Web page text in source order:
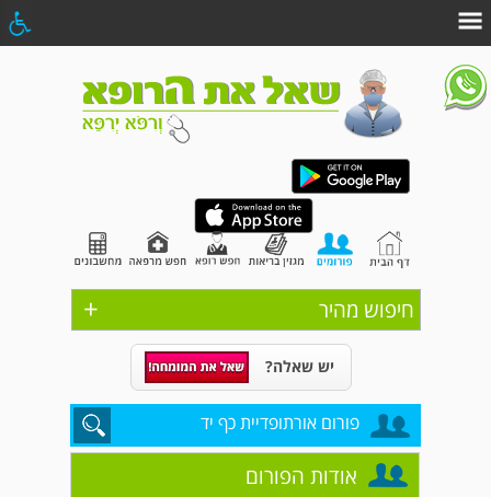
+ חיפוש מהיר
יש שאלה?
פורום אורתופדיית כף יד
אודות הפורום